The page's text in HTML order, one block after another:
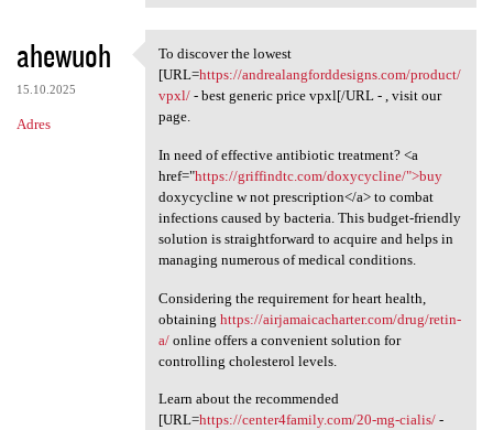
ahewuoh
15.10.2025
Adres
To discover the lowest [URL
To discover the lowest
[URL=https://andrealangforddesigns.com/product/
vpxl/- best generic price vpxl[/URL - , visit our
page.
In need of effective antibiotic treatment? <a
href="https://griffindtc.com/doxycycline/">buy
doxycycline w not prescription</a> to combat
infections caused by bacteria. This budget-friendly
solution is straightforward to acquire and helps in
managing numerous of medical conditions.
Considering the requirement for heart health,
obtaining https://airjamaicacharter.com/drug/retin-
a/online offers a convenient solution for
controlling cholesterol levels.
Learn about the recommended
[URL=https://center4family.com/20-mg-cialis/-